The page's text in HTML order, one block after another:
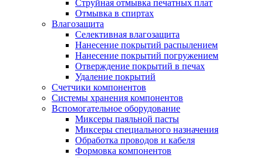
Струйная отмывка печатных плат
Отмывка в спиртах
Влагозащита
Селективная влагозащита
Нанесение покрытий распылением
Нанесение покрытий погружением
Отверждение покрытий в печах
Удаление покрытий
Счетчики компонентов
Системы хранения компонентов
Вспомогательное оборудование
Миксеры паяльной пасты
Миксеры специального назначения
Обработка проводов и кабеля
Формовка компонентов